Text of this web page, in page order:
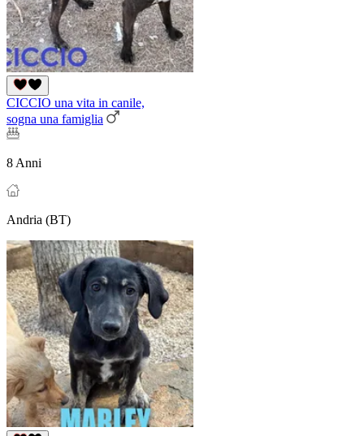
CICCIO una vita in canile,
sogna una famiglia
8 Anni
Andria (BT)